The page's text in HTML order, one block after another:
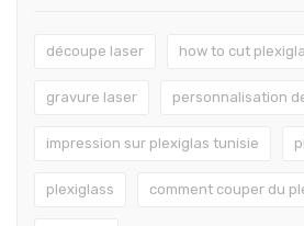
découpe laser how to cut
gravure laser personnalisation
impression sur plexiglas tunisie
plexiglass comment couper du